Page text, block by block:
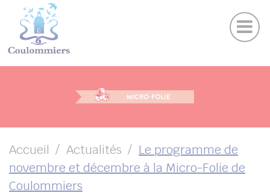
( AU QUOTIDIEN )
( FAMILLE )
( ENVIRONNEMENT ET URBANISME )
ActuPublications
Suivez-nous sur Facebook
Suivez-nous sur Instagram
Suivez-nous sur Twitter
Suivez-nous sur Youtube
Accueil Actualités
Le programme de
novembre et décembre à la Micro-Folie de
Coulommiers
Panneau de gestion des cookies